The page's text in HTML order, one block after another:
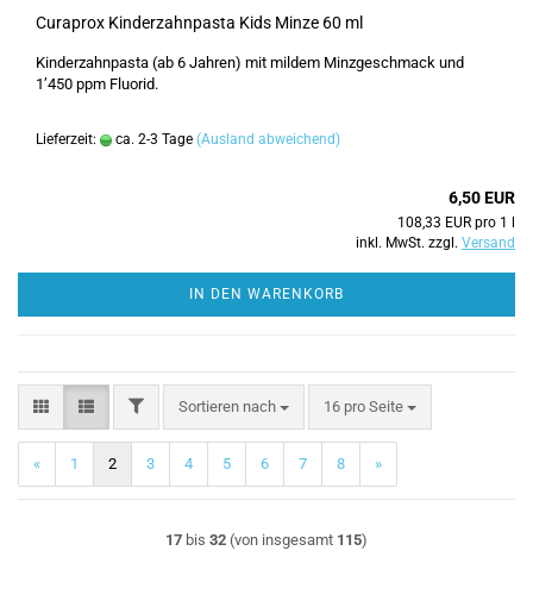
Curaprox Kinderzahnpasta Kids Minze 60 ml
Kinderzahnpasta (ab 6 Jahren) mit mildem Minzgeschmack und
1’450 ppm Fluorid.
Lieferzeit: ca. 2-3 Tage (Ausland abweichend)
6,50 EUR
108,33 EUR pro 1 l
inkl. MwSt. zzgl. Versand
IN DEN WARENKORB
FILTERSortieren nach
Sortieren nach 16 pro Seite
pro Seite
« 1 2 3 4 5 6 7 8 »
17 bis 32 (von insgesamt 115)